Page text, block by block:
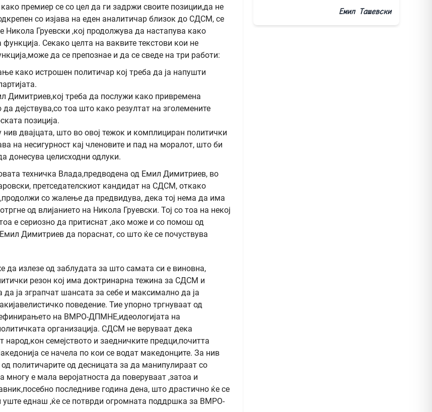
премиер се со цел да ги задржи своите позиции,да не
со изјава на еден аналитичар близок до СДСМ, се
Груевски ,кој продолжува да нaстапува како
Секако целта на ваквите текстови кои не
да се препознае и да се сведе на три работи:
како истрошен политичар кој треба да ја напушти
Димитриев,кој треба да послужи како привремена
дејствува,со тоа што како резултат на зголемените
позиција.
двајцата, што во овој тежок и комплициран политички
несигурност кај членовите и пад на моралот, што би
донесува целисходни одлуки.
техничка Влада,предводена од Емил Димитриев, во
претседателскиот кандидат на СДСМ, откако
со жалење да предвидува, дека тој нема да има
од влијанието на Никола Груевски. Тој со тоа на некој
е сериозно да притиснат ,ако може и со помош од
Димитриев да пораснат, со што ќе се почуствува
излезе од заблудата за што самата си е виновна,
резон кој има доктринарна тежина за СДСМ и
да ја зграпчат шансата за себе и максимално да ја
поведение. Тие упорно тргнуваат од
на ВМРО-ДПМНЕ,идеологијата на
организација. СДСМ не веруваат дека
семејството и заедничките предци,почитта
се начела по кои се водат македонците. За нив
политичарите од десницата за да манипулираат со
многу е мала веројатноста да поверуваат ,затоа и
последниве година дена, што драстично ќе се
уште еднаш ,ќе се потврди огромната поддршка за ВМРО-
Емил Ташевски